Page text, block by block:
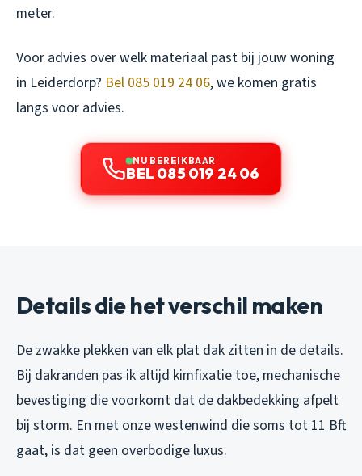
meter.
Voor advies over welk materiaal past bij jouw woning
in Leiderdorp? Bel 085 019 24 06, we komen gratis
langs voor advies.
NU BEREIKBAAR
BEL 085 019 24 06
Details die het verschil maken
De zwakke plekken van elk plat dak zitten in de details.
Bij dakranden pas ik altijd kimfixatie toe, mechanische
bevestiging die voorkomt dat de dakbedekking afpelt
bij storm. En met onze westenwind die soms tot 11 Bft
gaat, is dat geen overbodige luxus.